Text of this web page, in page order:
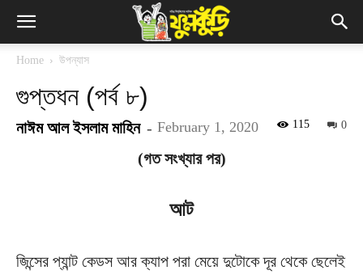
Home উপন্যাস
গুপ্তধন (পর্ব ৮)
নাঈম আল ইসলাম মাহিন - February 1, 2020 0
115
(গত সংখ্যার পর)
আট
জিন্সের প্যান্ট কেডস আর ক্যাপ পরা মেয়ে দুটোকে দূর থেকে ছেলেই